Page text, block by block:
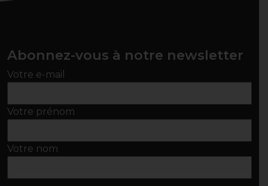
Abonnez-vous à notre newsletter
Votre e-mail
Votre prénom
Votre nom